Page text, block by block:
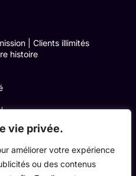
vie privée.
améliorer votre expérience
ou des contenus
| Clients illimités
histoire